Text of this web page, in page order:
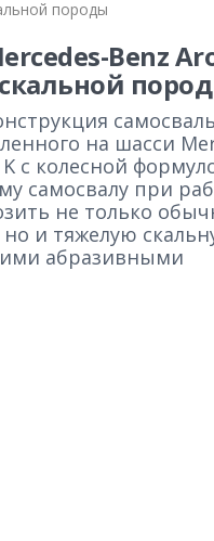
породы
Benz
на шасси
с колесной
самосвалу при
не только
и тяжелую
абразивными